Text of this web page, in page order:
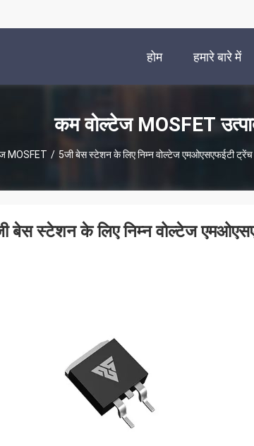
होम हमारे बारे में
कम वोल्टेज MOSFET
MOSFET / 5जी बेस स्टेशन के लिए निम्न वोल्टेज एमओएसएफईटी ट्रेंच
बेस स्टेशन के लिए निम्न वोल्टेज